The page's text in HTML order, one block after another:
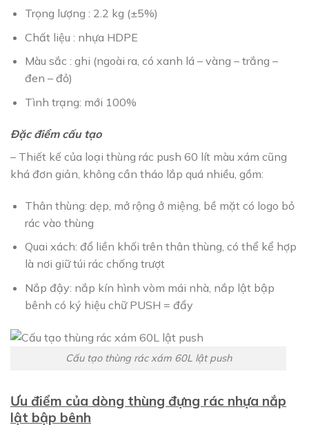
Trọng lượng : 2.2 kg (±5%)
Chất liệu : nhựa HDPE
Màu sắc : ghi (ngoài ra, có xanh lá – vàng – trắng –
đen – đỏ)
Tình trạng: mới 100%
Đặc điểm cấu tạo
– Thiết kế của loại thùng rác push 60 lít màu xám cũng
khá đơn giản, không cần tháo lắp quá nhiều, gồm:
Thân thùng: dẹp, mở rộng ở miệng, bề mặt có logo bỏ
rác vào thùng
Quai xách: đổ liền khối trên thân thùng, có thể kể hợp
là nơi giữ túi rác chống trượt
Nắp đậy: nắp kín hình vòm mái nhà, nắp lật bập
bênh có ký hiệu chữ PUSH = đẩy
Cấu tạo thùng rác xám 60L lật push
Ưu điểm của dòng thùng đựng rác nhựa nắp
lật bập bênh